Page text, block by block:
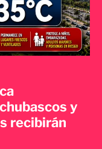
y
recibirán